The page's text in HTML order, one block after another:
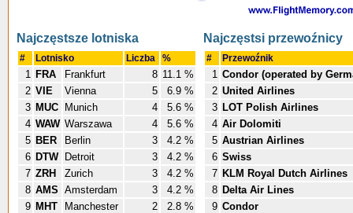
Najczęstsze lotniska
# Lotnisko Liczba %
1 FRA Frankfurt 8 11.1 %
2 VIE Vienna 5
6.9 %
3 MUC Munich 4
5.6 %
4 WAW Warszawa 4
5.6 %
5 BER Berlin 3
4.2 %
6 DTW Detroit 3
4.2 %
7 ZRH Zurich 3
4.2 %
8 AMS Amsterdam 3
4.2 %
9 MHT Manchester 2
2.8 %
Najczęstsi przewoźnicy
# Przewoźnik
1 Condor (operated by
2 United Airlines
3 LOT Polish Airlines
4 Air Dolomiti
5 Austrian Airlines
6 Swiss
7 KLM Royal Dutch Airlines
8 Delta Air Lines
9 Condor